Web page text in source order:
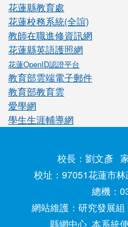
花蓮縣教育處
花蓮校務系統(全誼)
教師在職進修資訊網
花蓮縣英語護照網
花蓮OpenID認證平台
教育部雲端電子郵件
教育部教育雲
愛學網
學生生涯輔導網
校長：劉文彥
校址：97051花蓮市
總機：
網站維護：研究發展
縣網中心本系統